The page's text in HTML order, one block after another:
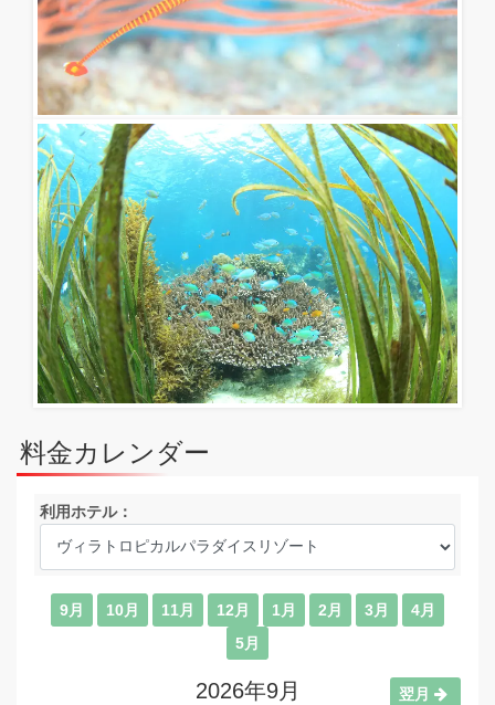
料金カレンダー
利用ホテル：
9月 10月 11月 12月 1月 2月 3月
4月
5月
2026年9月 翌月